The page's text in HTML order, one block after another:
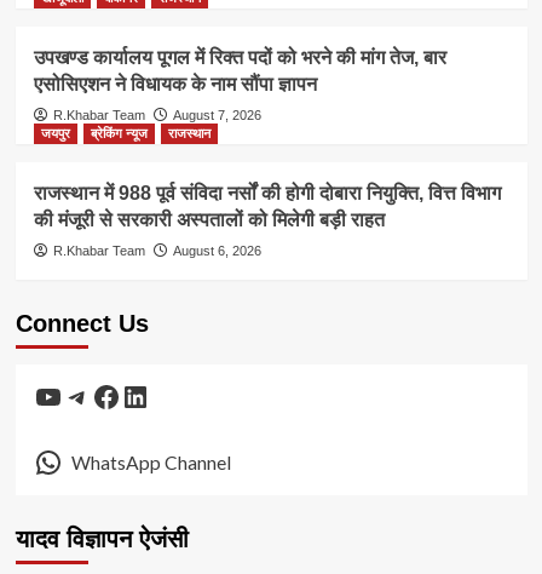
उपखण्ड कार्यालय पूगल में रिक्त पदों को भरने की मांग तेज, बार
एसोसिएशन ने विधायक के नाम सौंपा ज्ञापन
R.Khabar Team
August 7, 2026
जयपुर
ब्रेकिंग न्यूज राजस्थान
राजस्थान में 988 पूर्व संविदा नर्सों की होगी दोबारा नियुक्ति, वित्त विभाग
की मंजूरी से सरकारी अस्पतालों को मिलेगी बड़ी राहत
R.Khabar Team August 6, 2026
Connect Us
YouTube
Telegram
Facebook
LinkedIn
WhatsApp Channel
यादव विज्ञापन ऐजंसी